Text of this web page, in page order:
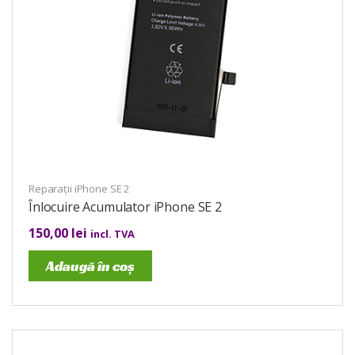
Reparații iPhone SE 2
Înlocuire Acumulator iPhone SE 2
150,00 lei incl. TVA
Adaugă în coș